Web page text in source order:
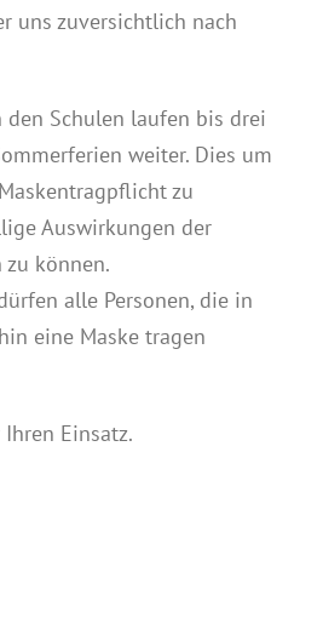
uns zuversichtlich nach
den Schulen laufen bis drei
weiter. Dies um
zu
Auswirkungen der
zu können.
alle Personen, die in
eine Maske tragen
Einsatz.